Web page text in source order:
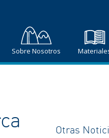
Sobre Nosotros
Otras